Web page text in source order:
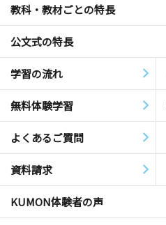
教科・教材ごとの特長
公文式の特長
学習の流れ
無料体験学習
よくあるご質問
資料請求
KUMON体験者の声